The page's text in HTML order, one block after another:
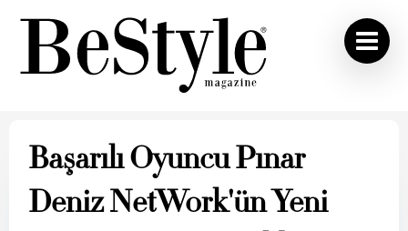
Başarılı Oyuncu Pınar
Deniz NetWork'ün Yeni